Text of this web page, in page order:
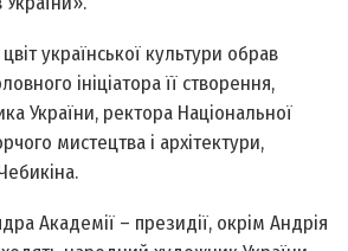
української культури обрав
ініціатора її створення,
України, ректора Національної
мистецтва і архітектури,
Академії – президії, окрім Андрія